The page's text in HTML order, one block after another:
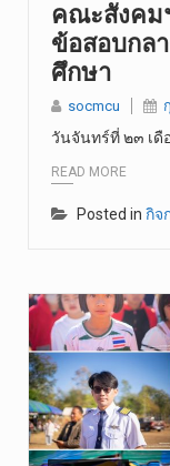
คณะสังคม
ข้อสอบกล
ศึกษา
socmcu
วันจันทร์ที่ ๒๓ เดื
READ MORE
Posted in กิจ